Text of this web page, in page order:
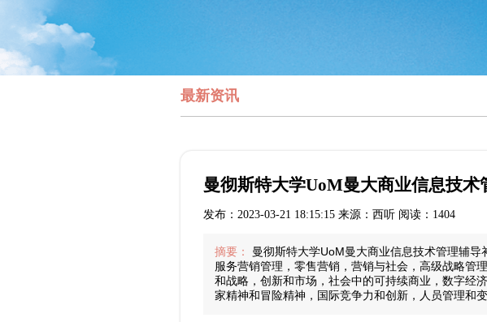
最新资讯
曼彻斯特大学UoM曼大商业信息技术
发布：2023-03-21 18:15:15 来源：西听 阅读：1404
摘要：
曼彻斯特大学UoM曼大商业信息技术管理辅导
服务营销管理，零售营销，营销与社会，高级战略管
和战略，创新和市场，社会中的可持续商业，数字经
家精神和冒险精神，国际竞争力和创新，人员管理和